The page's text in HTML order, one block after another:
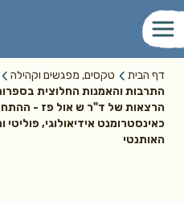
דף הבית
טקסים, מפגשים וקהילה
התרבות והאמנות החלוצית
הרצאות של ד"ר ש אול פז -
כאינסטרומנט אידיאולוגי, פוליטי
האותנטי